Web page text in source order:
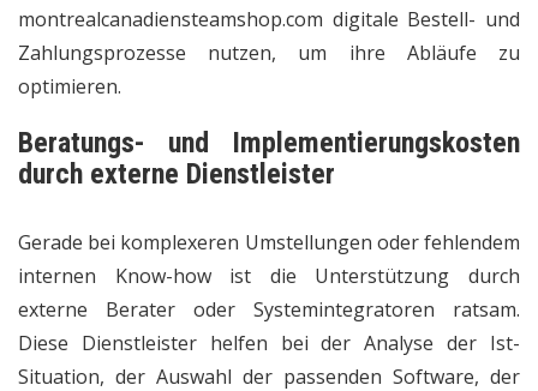
montrealcanadiensteamshop.com digitale Bestell- und
Zahlungsprozesse nutzen, um ihre Abläufe zu
optimieren.
Beratungs- und Implementierungskosten
durch externe Dienstleister
Gerade bei komplexeren Umstellungen oder fehlendem
internen Know-how ist die Unterstützung durch
externe Berater oder Systemintegratoren ratsam.
Diese Dienstleister helfen bei der Analyse der Ist-
Situation, der Auswahl der passenden Software, der